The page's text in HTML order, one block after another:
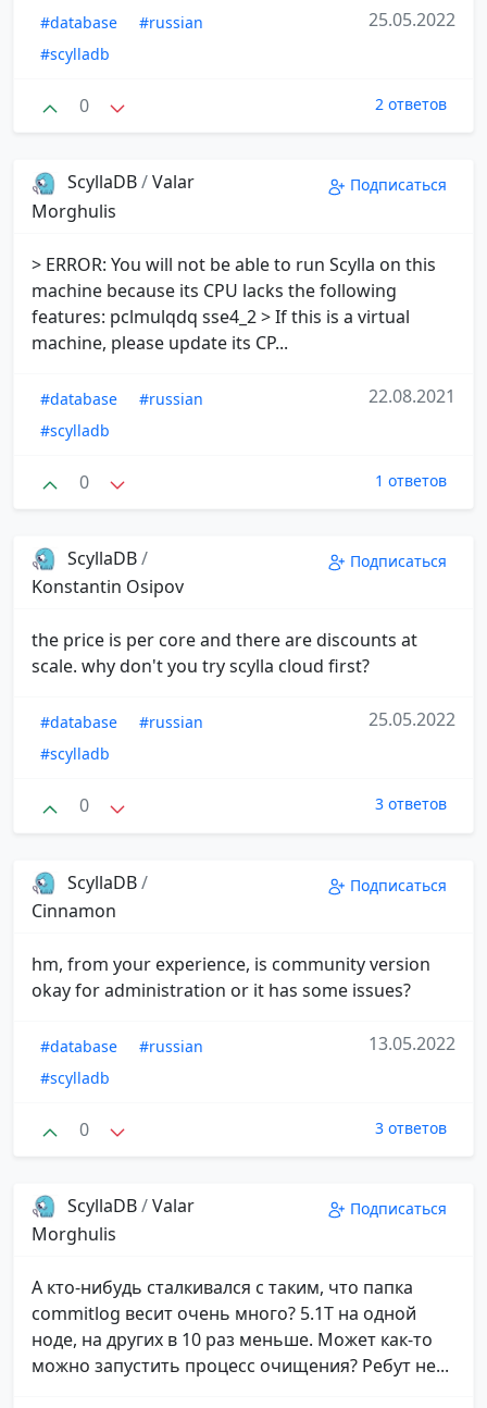
#database
#russian
#scylladb
25.05.2022
0 2 ответов
ScyllaDB/Valar
Morghulis
Подписаться
> ERROR: You will not be able to run Scylla on this
machine because its CPU lacks the following
features: pclmulqdq sse4_2 > If this is a virtual
machine, please update its CP...
#database
#russian
#scylladb
22.08.2021
0 1 ответов
ScyllaDB/
Konstantin Osipov
Подписаться
the price is per core and there are discounts at
scale. why don't you try scylla cloud first?
#database
#russian
#scylladb
25.05.2022
0 3 ответов
ScyllaDB/
Cinnamon
Подписаться
hm, from your experience, is community version
okay for administration or it has some issues?
#database
#russian
#scylladb
13.05.2022
0 3 ответов
ScyllaDB/Valar
Morghulis
Подписаться
А кто-нибудь сталкивался с таким, что папка
commitlog весит очень много? 5.1T на одной
ноде, на других в 10 раз меньше. Может как-то
можно запустить процесс очищения? Ребут не...